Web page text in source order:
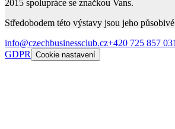
2015 spolupráce se značkou Vans.
Středobodem této výstavy jsou jeho
info@czechbusinessclub.cz+420 725 857 031
GDPR
Cookie nastavení